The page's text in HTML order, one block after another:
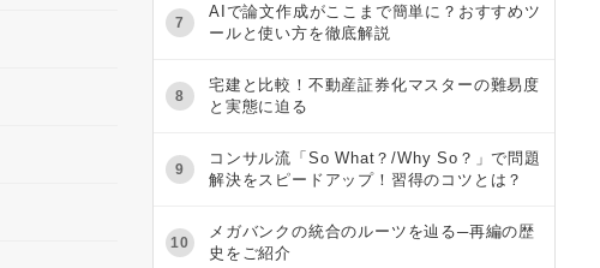
7
AIで論文作成がここまで簡単に？おすすめツ
ールと使い方を徹底解説
8
宅建と比較！不動産証券化マスターの難易度
と実態に迫る
9
コンサル流「So What？/Why So？」で問題
解決をスピードアップ！習得のコツとは？
10
メガバンクの統合のルーツを辿る─再編の歴
史をご紹介